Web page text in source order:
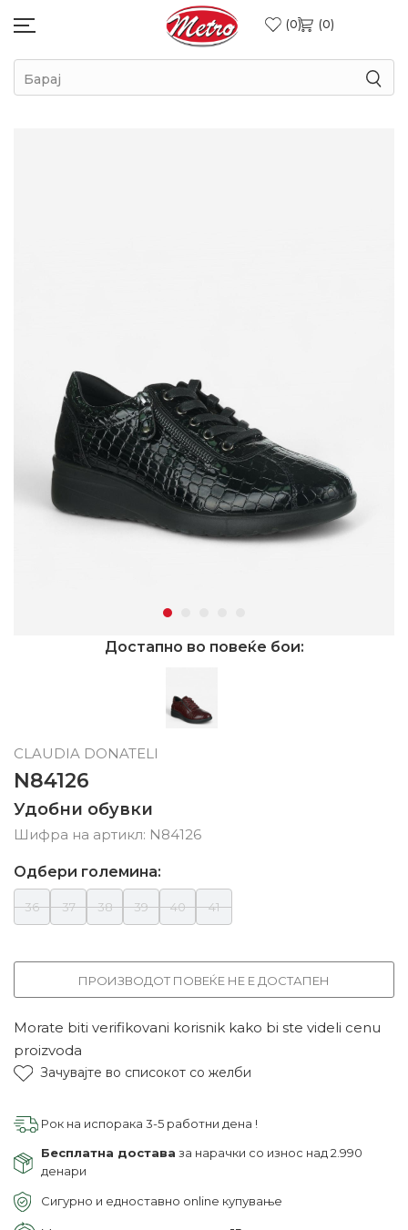
0 0
Барај
Достапно во повеќе бои:
CLAUDIA DONATELI
N84126
Удобни обувки
Шифра на артикл: N84126
Одбери големина:
36 37 38 39 40 41
ПРОИЗВОДОТ ПОВЕЌЕ НЕ Е ДОСТАПЕН
Morate biti verifikovani korisnik kako bi ste videli cenu
proizvoda
Зачувајте во списокот со желби
Рок на испорака 3-5 работни дена !
Бесплатна достава за нарачки со износ над 2.990
денари
Сигурно и едноставно online купување